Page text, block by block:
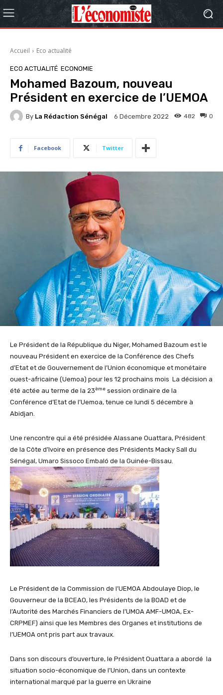
Accueil Eco actualité
ECO ACTUALITÉ ECONOMIE
Mohamed Bazoum, nouveau
Président en exercice de l’UEMOA
By La Rédaction Sénégal 6 Décembre 2022 0
482
Facebook Twitter
Le Président de la République du Niger, Mohamed Bazoum est le
nouveau Président en exercice de la Conférence des Chefs
d’Etat et de Gouvernement de l’Union économique et monétaire
ouest-africaine (Uemoa) pour les 12 prochains mois La décision a
été actée au terme de la 23ème session ordinaire de la
Conférence d’Etat de l’Uemoa, tenue ce lundi 5 décembre à
Abidjan.
Une rencontre qui a été présidée Alassane Ouattara, Président
de la Côte d’Ivoire en présence des Présidents Macky Sall du
Sénégal, Umaro Sissoco Embaló de la Guinée-Bissau.
Le Président de la Commission de l’UEMOA Abdoulaye Diop, le
Gouverneur de la BCEAO, les Présidents de la BOAD et de
l’Autorité des Marchés Financiers de l’UMOA AMF-UMOA, Ex-
CRPMEF) ainsi que les Membres des Organes et institutions de
l’UEMOA ont pris part aux travaux.
Dans son discours d’ouverture, le Président Ouattara a abordé la
situation socio-économique de l’Union, dans un contexte
international marqué par la guerre en Ukraine